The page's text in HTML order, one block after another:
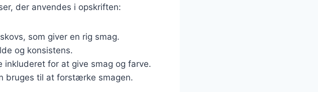
der anvendes i opskriften:
som giver en rig smag.
og konsistens.
inkluderet for at give smag og farve.
bruges til at forstærke smagen.